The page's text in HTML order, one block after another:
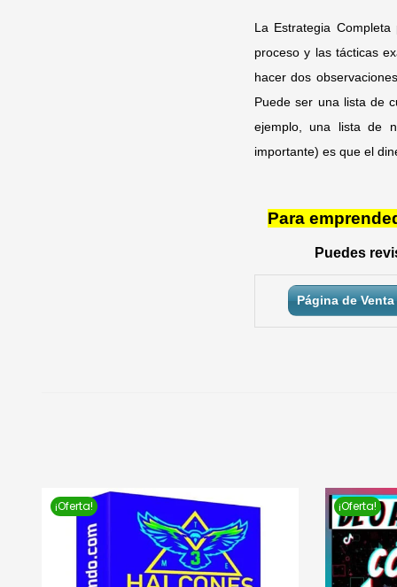
La Estrategia
proceso y las tácticas
hacer dos
Puede ser una lista de
ejemplo, una lista de
importante) es que el
Para
Puedes
Página de
¡Oferta! ¡Oferta!